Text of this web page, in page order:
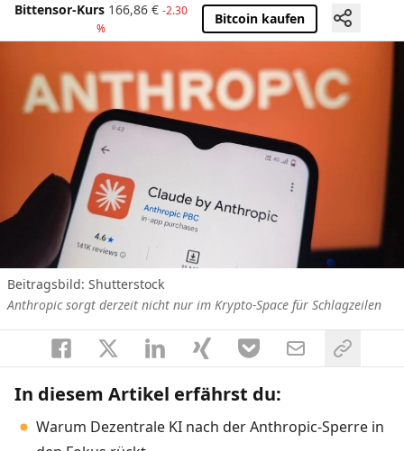
Bittensor-Kurs 166,86 € -2.30
%
Bitcoin kaufen
Beitragsbild: Shutterstock
Anthropic sorgt derzeit nicht nur im Krypto-Space für Schlagzeilen
In diesem Artikel erfährst du:
Warum Dezentrale KI nach der Anthropic-Sperre in